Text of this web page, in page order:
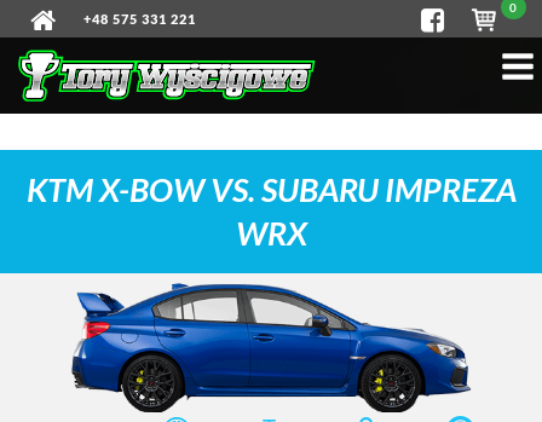
+48 575 331 221
0
KTM X-BOW VS. SUBARU IMPREZA
WRX